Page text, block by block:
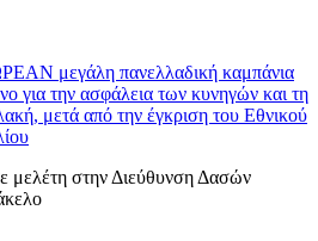
μεγάλη πανελλαδική καμπάνια
για την ασφάλεια των κυνηγών και τη
μετά από την έγκριση του Εθνικού
στην Διεύθυνση Δασών